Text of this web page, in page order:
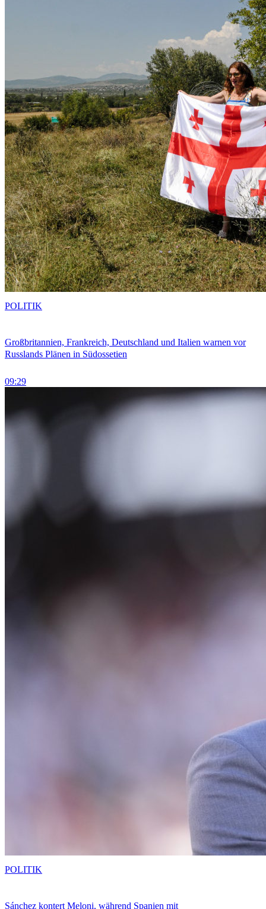
Großbritannien, Frankreich, Deutschland und Italien warnen vor
Russlands Plänen in Südossetien
09:29
POLITIK
Sánchez kontert Meloni, während Spanien mit
POLITIK